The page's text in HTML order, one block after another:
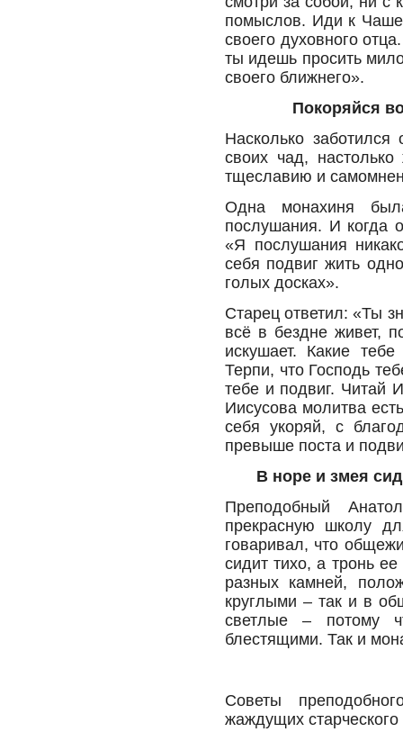
помыслов. Иди к
своего духовного
ты идешь просить
своего ближнего».
Покоряйся
Насколько
своих чад,
тщеславию и
Одна монахиня
послушания. И когда
«Я послушания
себя подвиг жить
голых досках».
Старец ответил: «Ты
всё в бездне живет,
искушает. Какие
Терпи, что Господь
тебе и подвиг. Читай
Иисусова молитва
себя укоряй, с
превыше поста и
В норе и змея
Преподобный
прекрасную школу
говаривал, что
сидит тихо, а тронь
разных камней,
круглыми – так и в
светлые – потому
блестящими. Так и
Советы
жаждущих